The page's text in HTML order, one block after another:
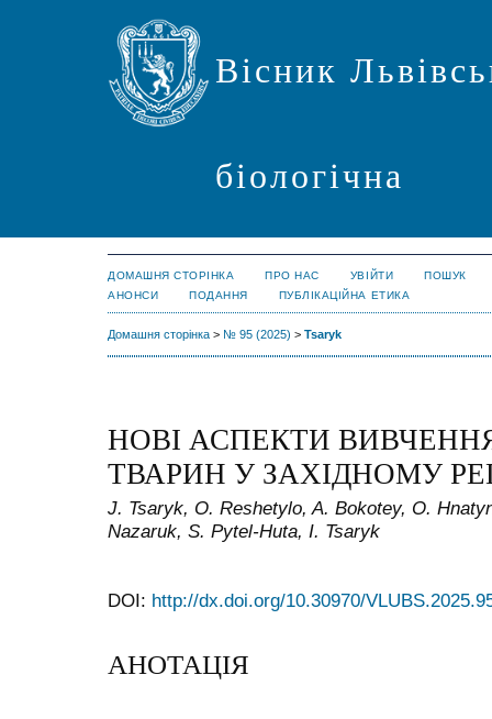
Вісник
біологічна
ДОМАШНЯ СТОРІНКА ПРО НАС УВІЙТИ
ПОШУК
АНОНСИ
ПОДАННЯ ПУБЛІКАЦІЙНА ЕТИКА
Домашня сторінка > № 95 (2025) > Tsaryk
НОВІ АСПЕКТИ
ТВАРИН У ЗАХІДНОМУ
J. Tsaryk, O. Reshetylo, A. Bokotey, O.
Nazaruk, S. Pytel-Huta, I. Tsaryk
DOI: http://dx.doi.org/10.30970/
АНОТАЦІЯ